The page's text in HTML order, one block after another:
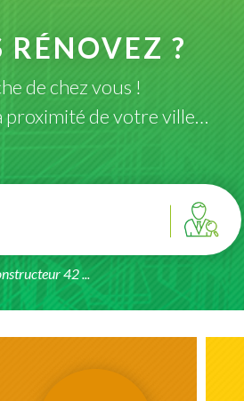
?
de chez vous !
proximité de votre ville…
42 ...